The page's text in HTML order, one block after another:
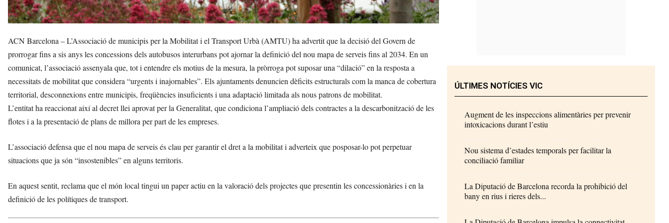
ACN Barcelona – L’Associació de municipis per la Mobilitat i el Transport Urbà (AMTU) ha advertit que la decisió del Govern de
prorrogar fins a sis anys les concessions dels autobusos interurbans pot ajornar la definició del nou mapa de serveis fins al 2034. En un
comunicat, l’associació assenyala que, tot i entendre els motius de la mesura, la pròrroga pot suposar una “dilació” en la resposta a
necessitats de mobilitat que considera “urgents i inajornables”. Els ajuntaments denuncien dèficits estructurals com la manca de cobertura
territorial, desconnexions entre municipis, freqüències insuficients i una adaptació limitada als nous patrons de mobilitat.
L’entitat ha reaccionat així al decret llei aprovat per la Generalitat, que condiciona l’ampliació dels contractes a la descarbonització de les
flotes i a la presentació de plans de millora per part de les empreses.
L’associació defensa que el nou mapa de serveis és clau per garantir el dret a la mobilitat i adverteix que posposar-lo pot perpetuar
situacions que ja són “insostenibles” en alguns territoris.
En aquest sentit, reclama que el món local tingui un paper actiu en la valoració dels projectes que presentin les concessionàries i en la
definició de les polítiques de transport.
ÚLTIMES NOTÍCIES VIC
Augment de les inspeccions alimentàries per prevenir
intoxicacions durant l’estiu
Nou sistema d’estades temporals per facilitar la
conciliació familiar
La Diputació de Barcelona recorda la prohibició del
bany en rius i rieres dels...